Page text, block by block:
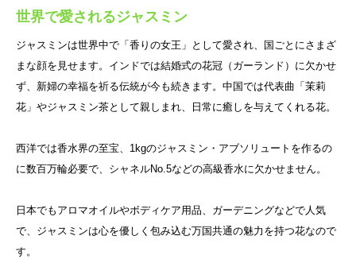
世界で愛されるジャスミン
ジャスミンは世界中で「香りの女王」として愛され、国ごとにさまざ
まな顔を見せます。インドでは結婚式の花冠（ガーランド）に欠かせ
ず、新婦の幸福を祈る伝統が今も続きます。中国では代表曲「茉莉
花」やジャスミン茶として親しまれ、日常に癒しを与えてくれる花。
西洋では香水界の至宝、1kgのジャスミン・アブソリュートを作るの
に数百万輪必要で、シャネルNo.5などの高級香水に欠かせません。
日本でもアロマオイルやボディケア用品、ガーデニングなどで人気
で、ジャスミンは心を優しく包み込む万国共通の魅力を持つ花なので
す。